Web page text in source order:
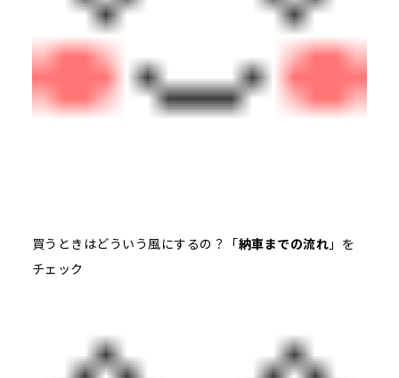
買うときはどういう風にするの？「納車までの流れ 」を
チェック